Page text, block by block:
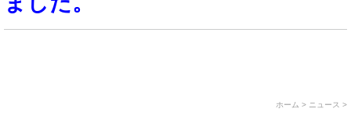
ホーム > ニュース >